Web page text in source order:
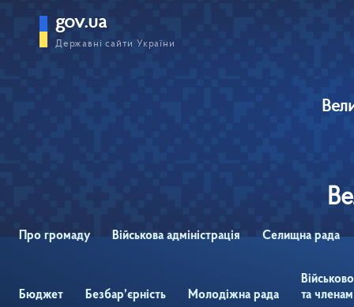
gov.ua
Державні сайти України
Про громаду Військова адміністрація Селищна рада
Бюджет Безбар’єрність Молодіжна рада
та